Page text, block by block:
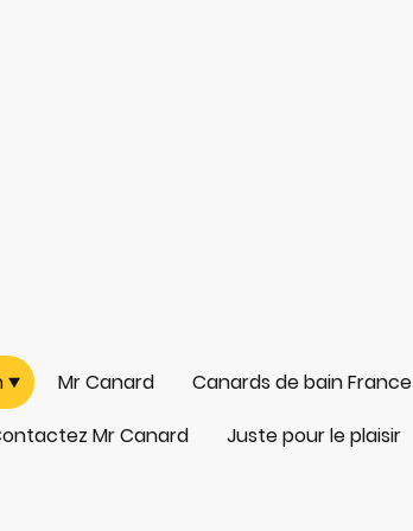
Mr Canard Canards de bain France
Mr Canard Juste pour le plaisir